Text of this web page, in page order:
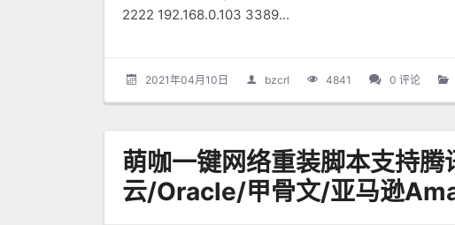
2222 192.168.0.103 3389...
2021年04月10日 bzcrl 4841 0 评论
萌咖一键网络重装脚本支持
云/Oracle/甲骨文/亚马逊